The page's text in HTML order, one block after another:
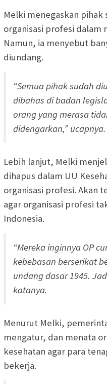
Melki menegaskan
organisasi profesi dalam
Namun, ia menyebut
diundang.
“Semua pihak sudah
dibahas di badan
orang yang merasa
didengarkan,” ucapnya.
Lebih lanjut, Melki
dihapus dalam UU
organisasi profesi. Akan
agar organisasi profesi
Indonesia.
“Mereka inginnya OP
kebebasan berserikat
undang dasar 1945.
katanya.
Menurut Melki,
mengatur, dan menata
kesehatan agar para
bekerja.